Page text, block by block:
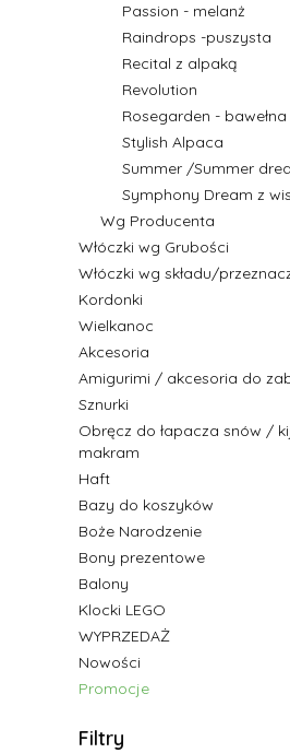
Passion - melanż
Raindrops -puszysta
Recital z alpaką
Revolution
Rosegarden -
Stylish Alpaca
Summer /Summer
Symphony Dream z
Wg Producenta
Włóczki wg Grubości
Włóczki wg składu/
Kordonki
Wielkanoc
Akcesoria
Amigurimi / akcesoria do
Sznurki
Obręcz do łapacza snów /
makram
Haft
Bazy do koszyków
Boże Narodzenie
Bony prezentowe
Balony
Klocki LEGO
WYPRZEDAŻ
Nowości
Promocje
Filtry